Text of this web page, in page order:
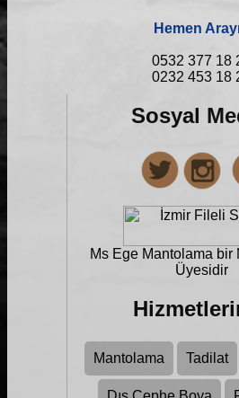
Hemen
0532 377 18
0232 453 18
Sosyal
Ms Ege Mantolama bir
Üyesidir
Mantolama Tadilat